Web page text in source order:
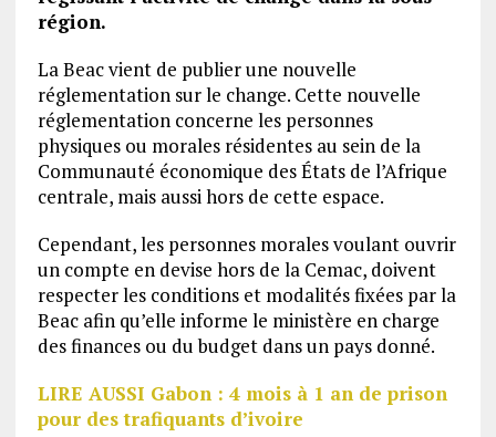
région.
La Beac vient de publier une nouvelle
réglementation sur le change. Cette nouvelle
réglementation concerne les personnes
physiques ou morales résidentes au sein de la
Communauté économique des États de l’Afrique
centrale, mais aussi hors de cette espace.
Cependant, les personnes morales voulant ouvrir
un compte en devise hors de la Cemac, doivent
respecter les conditions et modalités fixées par la
Beac afin qu’elle informe le ministère en charge
des finances ou du budget dans un pays donné.
LIRE AUSSI Gabon : 4 mois à 1 an de prison
pour des trafiquants d’ivoire